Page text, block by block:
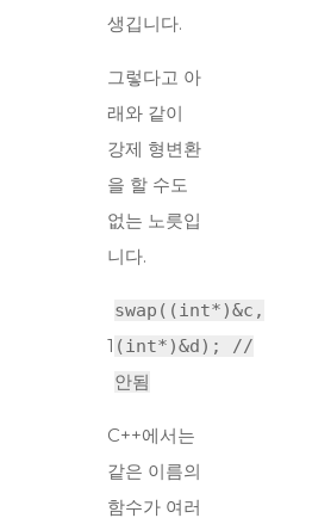
생깁니다.
그렇다고 아
래와 같이
강제 형변환
을 할 수도
없는 노릇입
니다.
1
swap((int*)&c,
(int*)&d); //
안됨
C++에서는
같은 이름의
함수가 여러